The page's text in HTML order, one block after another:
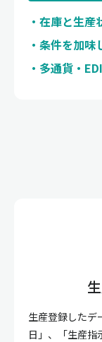
在庫と生産
条件を加味
多通貨・
生産登録したデ
日」、「生産指